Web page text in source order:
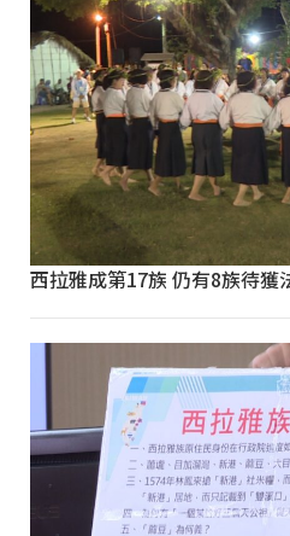
西拉雅成第17族 仍有8族待獲